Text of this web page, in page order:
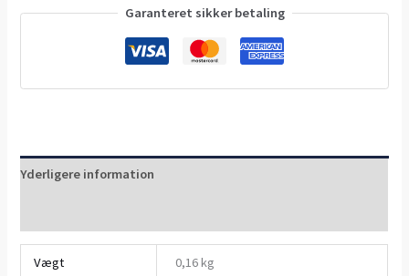
Garanteret sikker betaling
Yderligere information
Vægt 0,16 kg